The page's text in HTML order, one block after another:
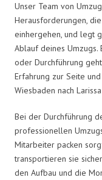
Unser Team von
Herausforderungen,
einhergehen, und legt
Ablauf deines Umzugs.
oder Durchführung
Erfahrung zur Seite
Wiesbaden nach
Bei der Durchführung
professionellen
Mitarbeiter packen
transportieren sie
den Aufbau und die